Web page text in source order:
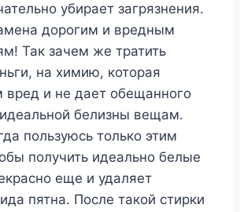
убирает загрязнения.
дорогим и вредным
Так зачем же тратить
на химию, которая
вред и не дает обещанного
идеальной белизны вещам.
пользуюсь только этим
получить идеально белые
еще и удаляет
пятна. После такой стирки